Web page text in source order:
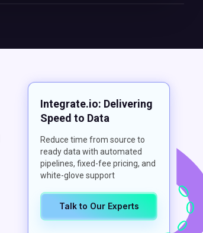
Integrate.io: Delivering
Speed to Data
Reduce time from source to
ready data with automated
pipelines, fixed-fee pricing, and
white-glove support
Talk to Our Experts